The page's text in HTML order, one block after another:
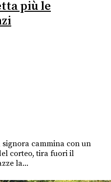
più le
cammina con un
corteo, tira fuori il
la...